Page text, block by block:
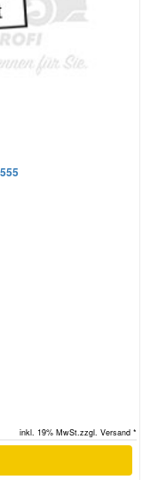
inkl. 19% MwSt.zzgl. Versand *